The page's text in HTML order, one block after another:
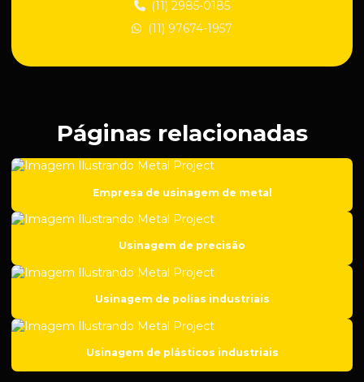
Empresa de manutenção industrial
Empresa de solda em aço carbono
Empresa de solda em ferro fundido
Empresa de usinagem de aço inox
Empresa de usinagem cnc
Empresa de usinagem de metal
(11) 2985-0185
(11) 97674-1957
Páginas relacionadas
Empresa de usinagem de metal
Usinagem de precisão
Usinagem de polias industriais
Usinagem de plásticos industriais